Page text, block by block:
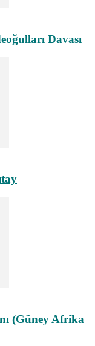
Davası
(Güney Afrika